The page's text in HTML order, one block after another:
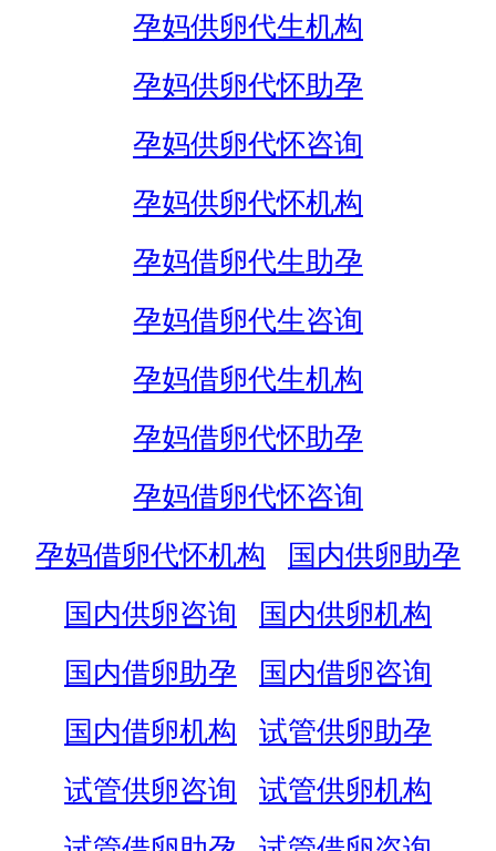
孕妈供卵代生机构
孕妈供卵代怀助孕
孕妈供卵代怀咨询
孕妈供卵代怀机构
孕妈借卵代生助孕
孕妈借卵代生咨询
孕妈借卵代生机构
孕妈借卵代怀助孕
孕妈借卵代怀咨询
孕妈借卵代怀机构
国内供卵助孕
国内供卵咨询
国内供卵机构
国内借卵助孕
国内借卵咨询
国内借卵机构
试管供卵助孕
试管供卵咨询
试管供卵机构